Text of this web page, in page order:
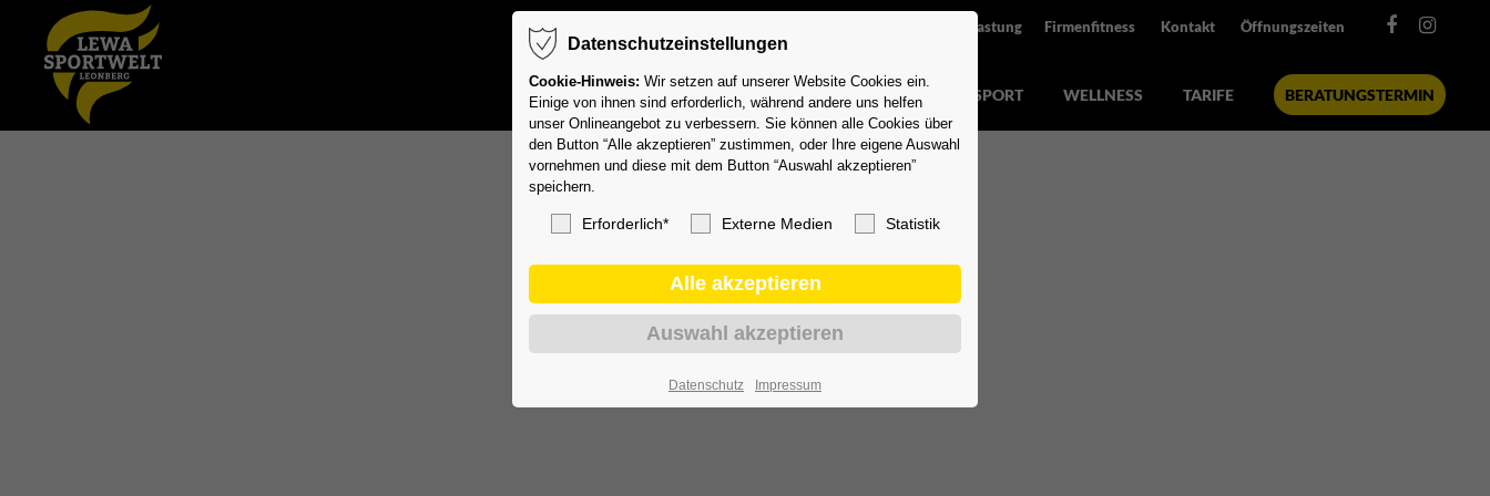
Firmenfitness Kontakt Öffnungszeiten
Studioauslastung
DIE SPORTWELT AKTUELLES FITNESS REHASPORT WELLNESS TARIFE BERATUNGSTERMIN
Datenschutzeinstellungen
Cookie-Hinweis: Wir setzen auf unserer Website Cookies ein.
Einige von ihnen sind erforderlich, während andere uns helfen
unser Onlineangebot zu verbessern. Sie können alle Cookies über
den Button “Alle akzeptieren” zustimmen, oder Ihre eigene Auswahl
vornehmen und diese mit dem Button “Auswahl akzeptieren”
speichern.
Erforderlich* Externe Medien Statistik
Datenschutz Impressum